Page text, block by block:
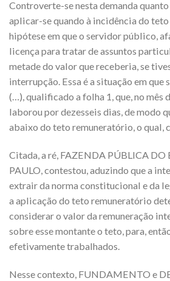
Controverte-se nesta demanda
aplicar-se quando à incidência do
hipótese em que o servidor público,
licença para tratar de assuntos
metade do valor que receberia, se
interrupção. Essa é a situação em que
(…), qualificado a folha 1, que, no mês
laborou por dezesseis dias, de modo
abaixo do teto remuneratório, o qual,
Citada, a ré, FAZENDA PÚBLICA DO
PAULO, contestou, aduzindo que a
extrair da norma constitucional e da
a aplicação do teto remuneratório
considerar o valor da remuneração
sobre esse montante o teto, para,
efetivamente trabalhados.
Nesse contexto, FUNDAMENTO e